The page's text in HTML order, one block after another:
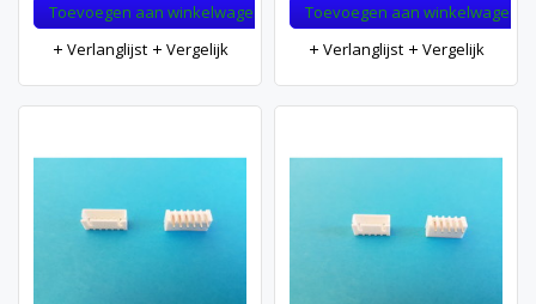
Toevoegen aan winkelwagen
Verlanglijst
Vergelijk
Toevoegen aan winkelwagen
Verlanglijst
Vergelijk